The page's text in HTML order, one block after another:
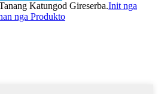
Katungod Gireserba.Init nga
nga Produkto